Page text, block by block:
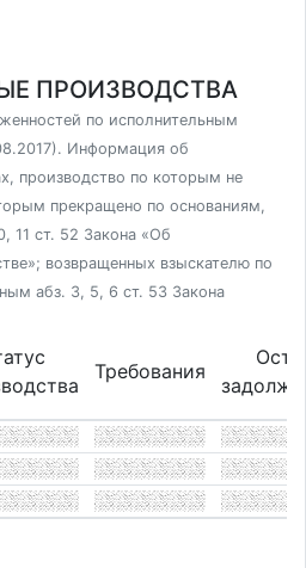
ПРОИЗВОДСТВА
по исполнительным
Информация об
производство по которым не
прекращено по основаниям,
11 ст. 52 Закона «Об
возвращенных взыскателю по
абз. 3, 5, 6 ст. 53 Закона
Требования